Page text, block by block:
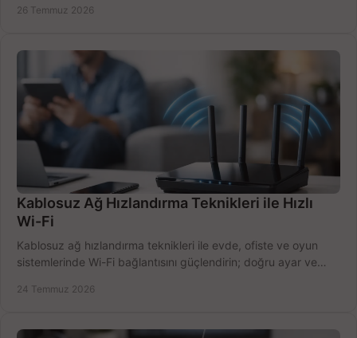
26 Temmuz 2026
Kablosuz Ağ Hızlandırma Teknikleri ile Hızlı
Wi-Fi
Kablosuz ağ hızlandırma teknikleri ile evde, ofiste ve oyun
sistemlerinde Wi-Fi bağlantısını güçlendirin; doğru ayar ve
24 Temmuz 2026